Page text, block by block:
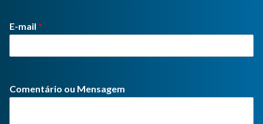
E-mail *
Comentário ou Mensagem